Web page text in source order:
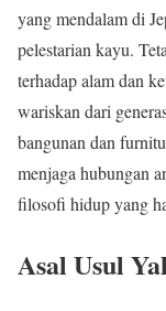
yang mendalam di
pelestarian kayu.
terhadap alam dan
wariskan dari
bangunan dan
menjaga hubungan
filosofi hidup yang
Asal Usul